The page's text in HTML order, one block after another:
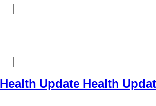
Health Update Health